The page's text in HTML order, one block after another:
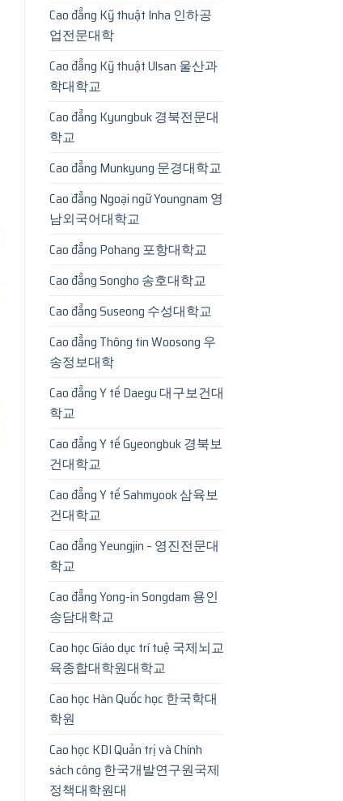
Cao đẳng Kỹ thuật Inha 인하공
업전문대학
Cao đẳng Kỹ thuật Ulsan 울산과
학대학교
Cao đẳng Kyungbuk 경북전문대
학교
Cao đẳng Munkyung 문경대학교
Cao đẳng Ngoại ngữ Youngnam 영
남외국어대학교
Cao đẳng Pohang 포항대학교
Cao đẳng Songho 송호대학교
Cao đẳng Suseong 수성대학교
Cao đẳng Thông tin Woosong 우
송정보대학
Cao đẳng Y tế Daegu 대구보건대
학교
Cao đẳng Y tế Gyeongbuk 경북보
건대학교
Cao đẳng Y tế Sahmyook 삼육보
건대학교
Cao đẳng Yeungjin – 영진전문대
학교
Cao đẳng Yong-in Songdam 용인
송담대학교
Cao học Giáo dục trí tuệ 국제뇌교
육종합대학원대학교
Cao học Hàn Quốc học 한국학대
학원
Cao học KDI Quản trị và Chính
sách công 한국개발연구원국제
정책대학원대